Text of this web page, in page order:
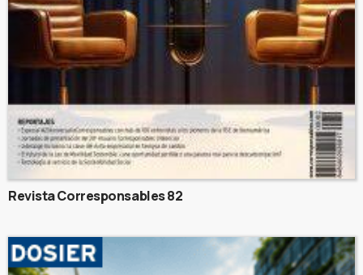
Revista Corresponsables 82